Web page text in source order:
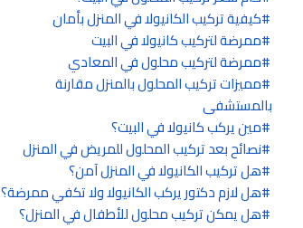
كيفية تركيب الكانيولا في المنزل بأمان
ممرضة لتركيب كانيولا في البيت
ممرضة لتركيب محلول في المعادي
مميزات تركيب المحلول بالمنزل مقارنة
بالمستشفى
مين يركب كانيولا في البيت؟
نصائح بعد تركيب المحلول للمريض في المنزل
هل تركيب الكانيولا في المنزل آمن؟
هل لازم دكتور يركب الكانيولا ولا تكفي ممرضة؟
هل يمكن تركيب محلول للأطفال في المنزل؟